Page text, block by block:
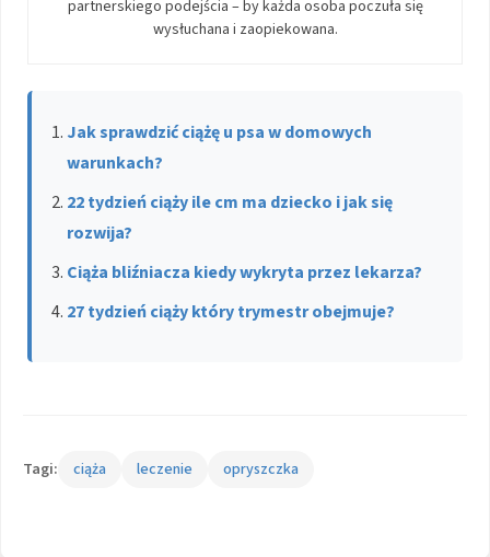
partnerskiego podejścia – by każda osoba poczuła się
wysłuchana i zaopiekowana.
Jak sprawdzić ciążę u psa w domowych
warunkach?
22 tydzień ciąży ile cm ma dziecko i jak się
rozwija?
Ciąża bliźniacza kiedy wykryta przez lekarza?
27 tydzień ciąży który trymestr obejmuje?
Tagi: ciąża leczenie opryszczka